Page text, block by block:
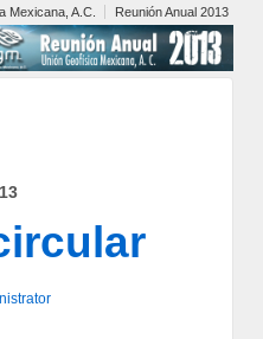
Mexicana, A.C. Reunión Anual 2013